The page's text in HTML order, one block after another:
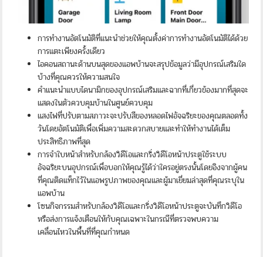
การทำงานอัตโนมัติที่แนะนำช่วยให้คุณตั้งค่าการทำงานอัตโนมัติได้ด้วย
การแตะเพียงครั้งเดียว
ไอคอนสถานะด้านบนสุดของแอพบ้านจะสรุปข้อมูลว่ามีอุปกรณ์เสริมใด
บ้างที่คุณควรให้ความสนใจ
คำแนะนำแบบไดนามิกของอุปกรณ์เสริมและฉากที่เกี่ยวข้องมากที่สุดจะ
แสดงในตัวควบคุมบ้านในศูนย์ควบคุม
แสงไฟที่ปรับตามสภาวะจะปรับสีของหลอดไฟอัจฉริยะของคุณตลอดทั้ง
วันโดยอัตโนมัติเพื่อเพิ่มความสะดวกสบายและทำให้ทำงานได้เต็ม
ประสิทธิภาพที่สุด
การจำใบหน้าสำหรับกล้องวิดีโอและกริ่งวิดีโอหน้าประตูใช้ระบบ
อัจฉริยะบนอุปกรณ์เพื่อบอกให้คุณรู้ได้ว่าใครอยู่ตรงนั้นโดยอิงจากผู้คน
ที่คุณติดแท็กไว้ในแอพรูปภาพของคุณและผู้มาเยี่ยมล่าสุดที่คุณระบุใน
แอพบ้าน
โซนกิจกรรมสำหรับกล้องวิดีโอและกริ่งวิดีโอหน้าประตูจะบันทึกวิดีโอ
หรือส่งการแจ้งเตือนให้กับคุณเฉพาะในกรณีที่ตรวจพบความ
เคลื่อนไหวในพื้นที่ที่คุณกำหนด